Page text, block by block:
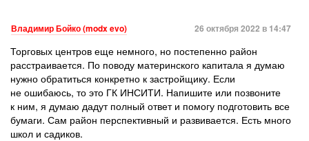
Владимир Бойко (modx evo) 26 октября 2022 в 14:47
Торговых центров еще немного, но постепенно район
расстраивается. По поводу материнского капитала я думаю
нужно обратиться конкретно к застройщику. Если
не ошибаюсь, то это ГК ИНСИТИ. Напишите или позвоните
к ним, я думаю дадут полный ответ и помогу подготовить все
бумаги. Сам район перспективный и развивается. Есть много
школ и садиков.